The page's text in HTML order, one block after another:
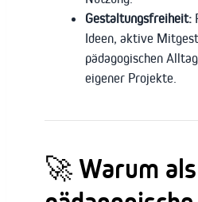
Gestaltungsfreiheit:
Ideen, aktive
pädagogischen
eigener Projekte.
🚀 Warum als